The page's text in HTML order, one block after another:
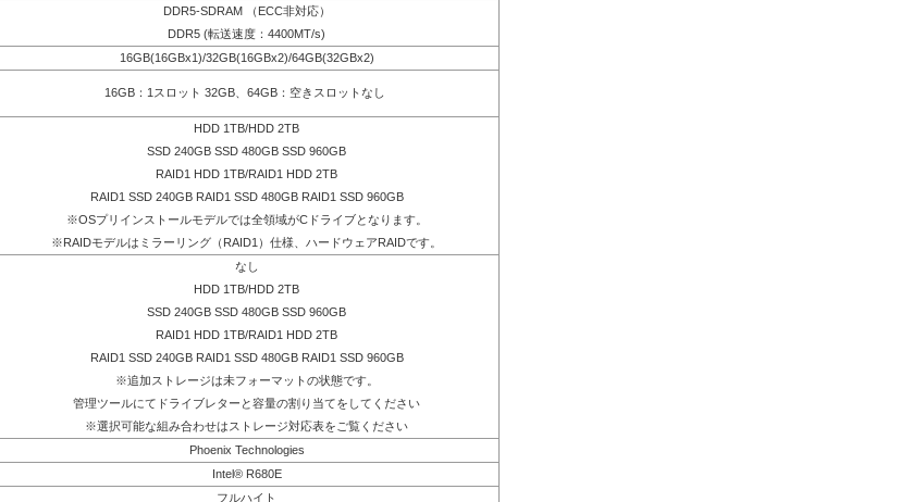
DDR5-SDRAM （ECC非対応）
DDR5 (転送速度：4400MT/s)
16GB(16GBx1)/32GB(16GBx2)/64GB(32GBx2)
16GB：1スロット 32GB、64GB：空きスロットなし
HDD 1TB/HDD 2TB
SSD 240GB SSD 480GB SSD 960GB
RAID1 HDD 1TB/RAID1 HDD 2TB
RAID1 SSD 240GB RAID1 SSD 480GB RAID1 SSD 960GB
※OSプリインストールモデルでは全領域がCドライブとなります。
※RAIDモデルはミラーリング（RAID1）仕様、ハードウェアRAIDです。
なし
HDD 1TB/HDD 2TB
SSD 240GB SSD 480GB SSD 960GB
RAID1 HDD 1TB/RAID1 HDD 2TB
RAID1 SSD 240GB RAID1 SSD 480GB RAID1 SSD 960GB
※追加ストレージは未フォーマットの状態です。
管理ツールにてドライブレターと容量の割り当てをしてください
※選択可能な組み合わせはストレージ対応表をご覧ください
Phoenix Technologies
Intel® R680E
フルハイト